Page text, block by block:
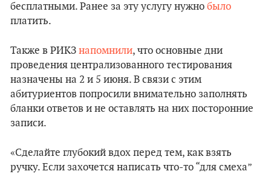
бесплатными. Ранее за эту услугу нужно было
платить.
Также в РИКЗ напомнили, что основные дни
проведения централизованного тестирования
назначены на 2 и 5 июня. В связи с этим
абитуриентов попросили внимательно заполнять
бланки ответов и не оставлять на них посторонние
записи.
«Сделайте глубокий вдох перед тем, как взять
ручку. Если захочется написать что-то “для смеха”